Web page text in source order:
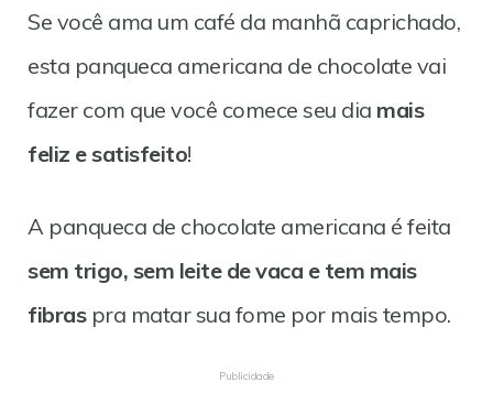
Se você ama um café da manhã caprichado,
esta panqueca americana de chocolate vai
fazer com que você comece seu dia mais
feliz e satisfeito!
A panqueca de chocolate americana é feita
sem trigo, sem leite de vaca e tem mais
fibraspra matar sua fome por mais tempo.
Publicidade